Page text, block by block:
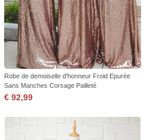
Robe de demoiselle d'honneur Froid Epurée
Sans Manches Corsage Pailleté
€ 92,99